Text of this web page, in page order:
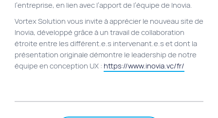
l’entreprise, en lien avec l’apport de l’équipe de Inovia.
Vortex Solution vous invite à apprécier le nouveau site de
Inovia, développé grâce à un travail de collaboration
étroite entre les différent.e.s intervenant.e.s et dont la
présentation originale démontre le leadership de notre
équipe en conception UX : https://www.inovia.vc/fr/